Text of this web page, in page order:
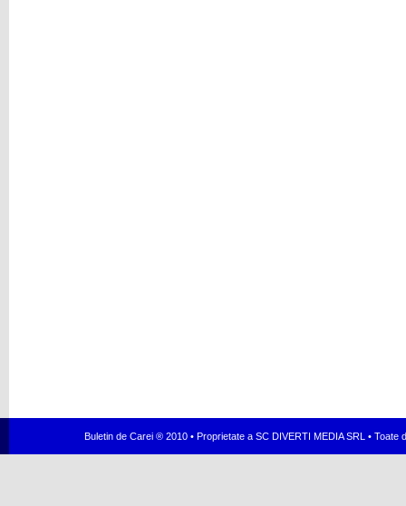
Buletin de Carei ® 2010 • Proprietate a SC DIVERTI MEDIA SRL •